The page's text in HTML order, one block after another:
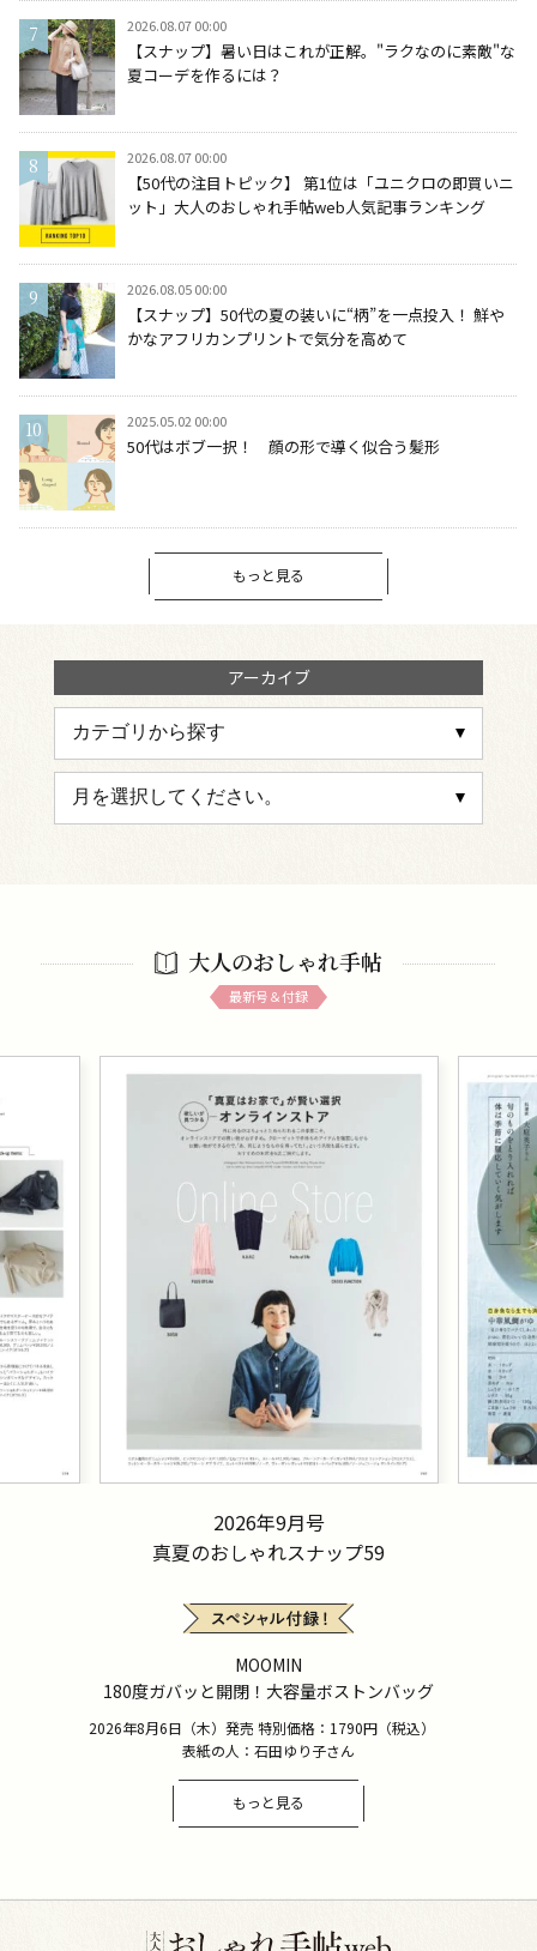
2026.08.07 00:00
【スナップ】暑い日はこれが正解。"ラクなのに素敵"な
夏コーデを作るには？
2026.08.07 00:00
【50代の注目トピック】 第1位は「ユニクロの即買いニ
ット」大人のおしゃれ手帖web人気記事ランキング
2026.08.05 00:00
【スナップ】50代の夏の装いに“柄”を一点投入！ 鮮や
かなアフリカンプリントで気分を高めて
2025.05.02 00:00
50代はボブ一択！ 顔の形で導く似合う髪形
もっと見る
アーカイブ
大人のおしゃれ手帖
最新号＆付録
2026年9月号
真夏のおしゃれスナップ59
MOOMIN
180度ガバッと開閉！大容量ボストンバッグ
2026年8月6日（木）発売 特別価格：1790円（税込）
表紙の人：石田ゆり子さん
もっと見る